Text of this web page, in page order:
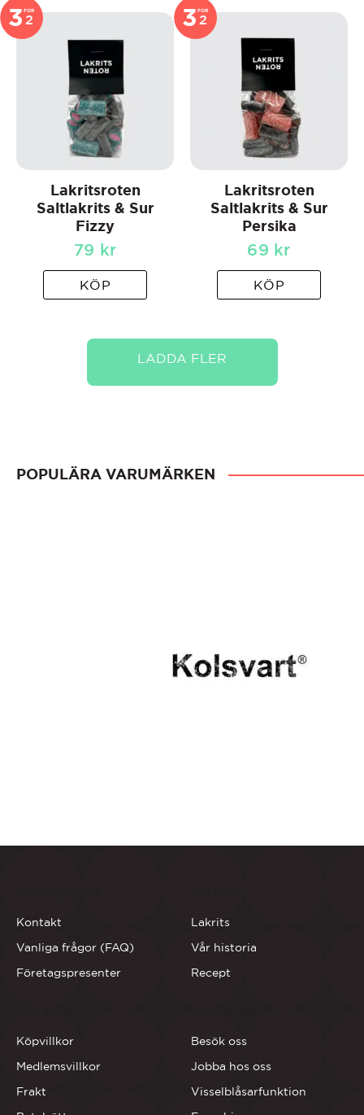
3 FOR
2
Lakritsroten
Saltlakrits & Sur
Fizzy
79 kr
KÖP
3 FOR
2
Lakritsroten
Saltlakrits & Sur
Persika
69 kr
KÖP
LADDA FLER
POPULÄRA VARUMÄRKEN
Kontakt
Vanliga frågor (FAQ)
Företagspresenter
Lakrits
Vår historia
Recept
Besök oss
Jobba hos oss
Visselblåsarfunktion
Köpvillkor
Medlemsvillkor
Frakt